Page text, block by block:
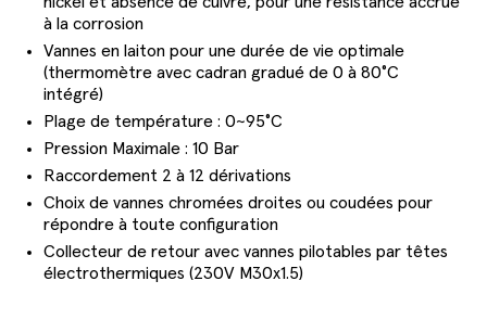
à la corrosion
Vannes en laiton pour une durée de vie optimale
(thermomètre avec cadran gradué de 0 à 80°C
intégré)
Plage de température : 0~95°C
Pression Maximale : 10 Bar
Raccordement 2 à 12 dérivations
Choix de vannes chromées droites ou coudées pour
répondre à toute configuration
Collecteur de retour avec vannes pilotables par têtes
électrothermiques (230V M30x1.5)